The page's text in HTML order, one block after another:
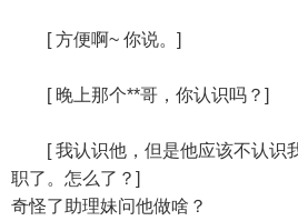
[ 方便啊~ 你说。]
[ 晚上那个**哥，你认识吗？]
[ 我认识他，但是他应该不认识
职了。怎么了？]
奇怪了助理妹问他做啥？